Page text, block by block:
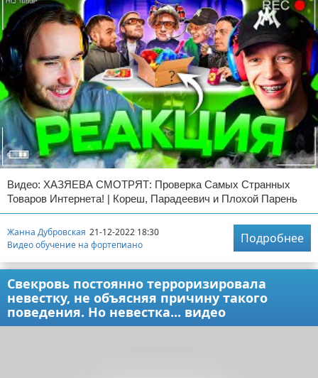
Видео: ХАЗЯЕВА СМОТРЯТ: Проверка Самых Странных
Товаров Интернета! | Кореш, Парадеевич и Плохой Парень
Жанна Дубровская 21-12-2022 18:30
Видео обучение на фортепиано
Подробнее
Свекровь постоянно терроризировала
невестку, не объясняя причину такого
поведения. Но невестка... видео